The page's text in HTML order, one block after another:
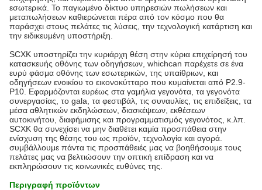
εσωτερικά. Το παγιωμένο δίκτυο υπηρεσιών πωλήσεων και
μεταπωλήσεων καθιερώνεται πέρα από τον κόσμο που θα
παράσχει στους πελάτες τις λύσεις, την τεχνολογική κατάρτιση και
την ειδικευμένη υποστήριξη.
SCXK υποστηρίζει την κυριάρχη θέση στην κύρια επιχείρησή του
κατασκευής οθόνης των οδηγήσεων, whichcan παρέχετε σε ένα
ευρύ φάσμα οθόνης των εσωτερικών, της υπαίθριων, και
οδηγήσεων ενοικίου το εικονοκύτταρο που κυμαίνεται από P2.9-
P10. Εφαρμόζονται ευρέως στα γαμήλια γεγονότα, τα γεγονότα
συνεργασίας, το gala, τα φεστιβάλ, τις συναυλίες, τις επιδείξεις, τα
μέσα αθλητικών εκδηλώσεων, διασκέψεων, εκθέσεων
αυτοκινήτου, διαφήμισης και προγραμματισμός γεγονότος, κ.λπ.
SCXK θα συνεχίσει να μην διαθέτει καμία προσπάθεια στην
ενίσχυση της θέσης του ως προϊόν, τεχνολογία και αγορά.
συμβάλλουμε πάντα τις προσπάθειές μας να βοηθήσουμε τους
πελάτες μας να βελτιώσουν την οπτική επίδραση και να
εκπληρώσουν τις κοινωνικές ευθύνες της.
Περιγραφή προϊόντων